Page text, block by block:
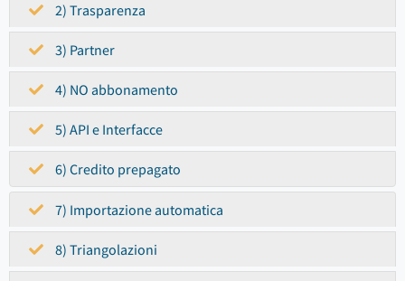
2) Trasparenza
3) Partner
4) NO abbonamento
5) API e Interfacce
6) Credito prepagato
7) Importazione automatica
8) Triangolazioni